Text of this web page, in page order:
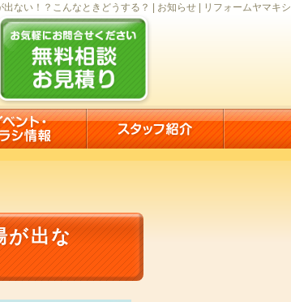
ない！？こんなときどうする？ | お知らせ | リフォームヤマキシ
が出な